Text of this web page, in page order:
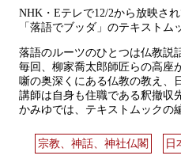
NHK・Eテレで12/2から放映さ
「落語でブッダ」のテキストム
落語のルーツのひとつは仏教説
毎回、柳家喬太郎師匠らの高座
噺の奥深くにある仏教の教え、
講師は自身も住職である釈撤収
かみゆでは、テキストムックの
宗教、神話、神社仏閣 日